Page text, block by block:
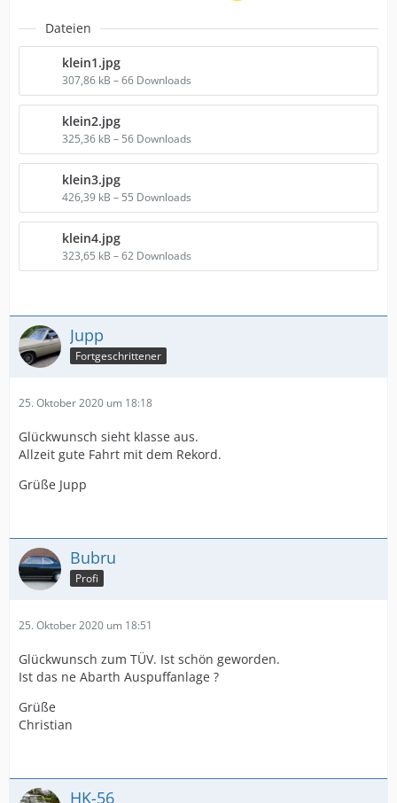
Dateien
klein1.jpg
307,86 kB – 66 Downloads
klein2.jpg
325,36 kB – 56 Downloads
klein3.jpg
426,39 kB – 55 Downloads
klein4.jpg
323,65 kB – 62 Downloads
Jupp
Fortgeschrittener
25. Oktober 2020 um 18:18
Glückwunsch sieht klasse aus.
Allzeit gute Fahrt mit dem Rekord.
Grüße Jupp
Bubru
Profi
25. Oktober 2020 um 18:51
Glückwunsch zum TÜV. Ist schön geworden.
Ist das ne Abarth Auspuffanlage ?
Grüße
Christian
HK-56